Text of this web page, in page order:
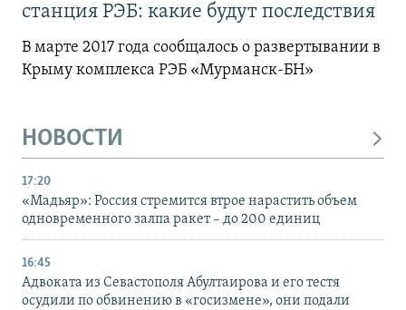
станция РЭБ: какие будут последствия
В марте 2017 года сообщалось о развертывании в
Крыму комплекса РЭБ «Мурманск-БН»
НОВОСТИ
17:20
«Мадьяр»: Россия стремится втрое нарастить объем
одновременного залпа ракет – до 200 единиц
16:45
Адвоката из Севастополя Абултаирова и его тестя
осудили по обвинению в «госизмене», они подали